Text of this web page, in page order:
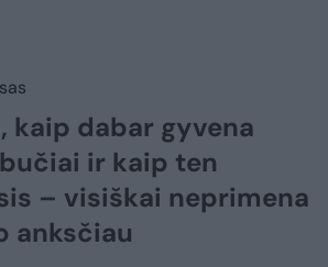
kaip dabar gyvena
ir kaip ten
– visiškai neprimena
anksčiau